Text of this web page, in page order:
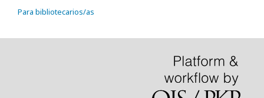
Para bibliotecarios/as